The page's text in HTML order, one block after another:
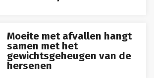
Moeite met afvallen hangt
samen met het
gewichtsgeheugen van de
hersenen